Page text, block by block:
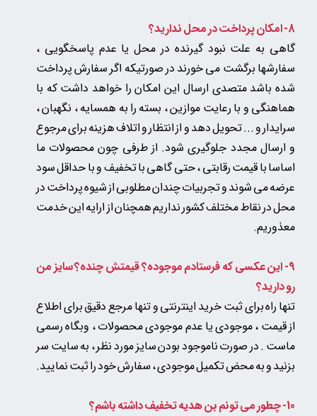
8- امکان پرداخت در محل ندارید؟
گاهی به علت نبود گیرنده در محل یا عدم پاسخگویی ،
سفارشها برگشت می خورند در صورتیکه اگر سفارش پرداخت
شده باشد متصدی ارسال این امکان را خواهد داشت که با
هماهنگی و با رعایت موازین ، بسته را به همسایه ، نگهبان ،
سرایدار و ... تحویل دهد و از انتظار و اتلاف هزینه برای مرجوع
و ارسال مجدد جلوگیری شود. از طرفی چون محصولات ما
اساسا با قیمت رقابتی ، حتی گاهی با تخفیف و با حداقل سود
عرضه می شوند و تجربیات چندان مطلوبی از شیوه پرداخت در
محل در نقاط مختلف کشور نداریم همچنان از ارایه این خدمت
معذوریم.
9- این عکسی که فرستادم موجوده؟ قیمتش چنده؟ سایز من
رو دارید؟
تنها راه برای ثبت خرید اینترنتی و تنها مرجع دقیق برای اطلاع
از قیمت ، موجودی یا عدم موجودی محصولات ، وبگاه رسمی
ماست . در صورت ناموجود بودن سایز مورد نظر ، به سایت سر
بزنید و به محض تکمیل موجودی ، سفارش خود را ثبت نمایید.
10- چطور می تونم بن هدیه تخفیف داشته باشم؟